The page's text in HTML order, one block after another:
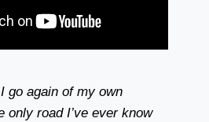
go again of my own
only road I’ve ever know